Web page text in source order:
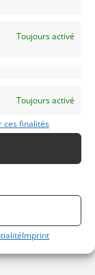
Toujours activé
Toujours activé
ces finalités
Imprint